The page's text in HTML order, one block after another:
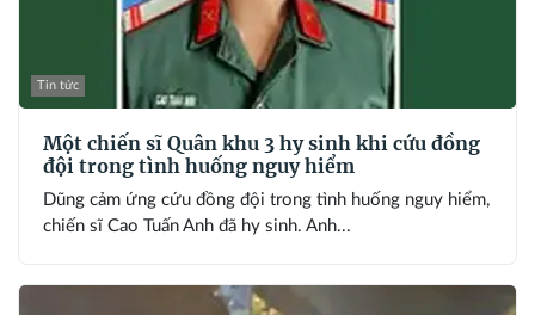
Tin tức
Một chiến sĩ Quân khu 3 hy sinh khi cứu đồng
đội trong tình huống nguy hiểm
Dũng cảm ứng cứu đồng đội trong tình huống nguy hiểm,
chiến sĩ Cao Tuấn Anh đã hy sinh. Anh...